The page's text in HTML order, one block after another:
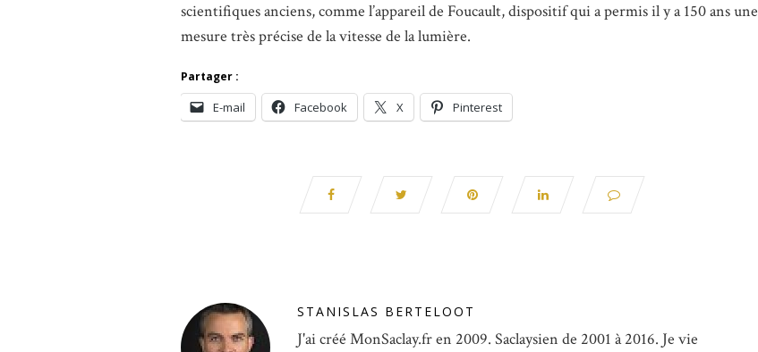
scientifiques anciens, comme l’appareil de Foucault, dispositif qui a permis il y a 150 ans une
mesure très précise de la vitesse de la lumière.
Partager :
E-mail Facebook X Pinterest
STANISLAS BERTELOOT
J'ai créé MonSaclay.fr en 2009. Saclaysien de 2001 à 2016. Je vie